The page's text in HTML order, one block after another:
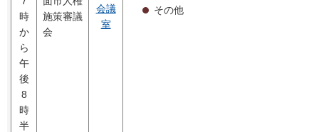
時
か
ら
午
後
8
時
半
施策審議
会
会議
室
その他